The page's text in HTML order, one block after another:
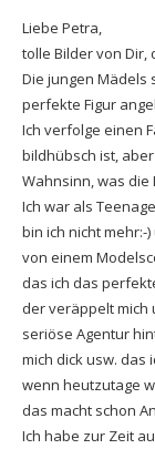
Liebe Petra,
tolle Bilder von Dir,
Die jungen Mädels
perfekte Figur
Ich verfolge einen
bildhübsch ist,
Wahnsinn, was
Ich war als
bin ich nicht mehr:-
von einem
das ich das
der veräppelt mich
seriöse Agentur
mich dick usw. das
wenn heutzutage
das macht schon
Ich habe zur Zeit